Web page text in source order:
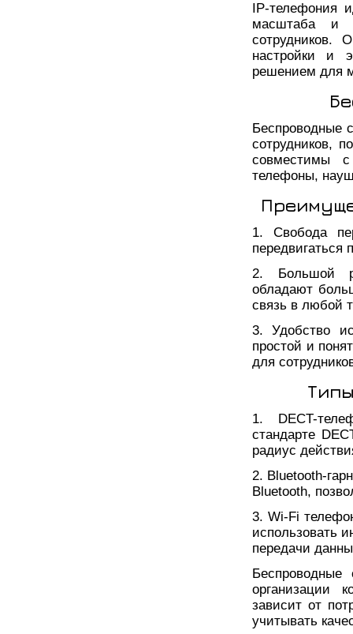
IP-телефония
масштаба и
сотрудников.
настройки и
решением для
Беспроводные
сотрудников,
совместимы
телефоны,
1. Свобода
передвигаться
2. Большой
обладают
связь в любой
3. Удобство
простой и
для
1. DECT-
стандарте
радиус
2. Bluetooth-
Bluetooth,
3. Wi-Fi
использовать
передачи
Беспроводные
организации
зависит от
учитывать